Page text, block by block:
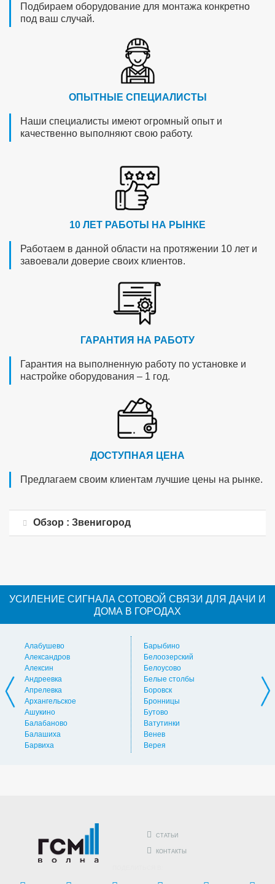
Подбираем оборудование для монтажа конкретно
под ваш случай.
ОПЫТНЫЕ СПЕЦИАЛИСТЫ
Наши специалисты имеют огромный опыт и
качественно выполняют свою работу.
10 ЛЕТ РАБОТЫ НА РЫНКЕ
Работаем в данной области на протяжении 10 лет и
завоевали доверие своих клиентов.
ГАРАНТИЯ НА РАБОТУ
Гарантия на выполненную работу по установке и
настройке оборудования – 1 год.
ДОСТУПНАЯ ЦЕНА
Предлагаем своим клиентам лучшие цены на рынке.
Обзор : Звенигород
УСИЛЕНИЕ СИГНАЛА СОТОВОЙ СВЯЗИ ДЛЯ ДАЧИ И
ДОМА В ГОРОДАХ
Алабушево
Александров
Алексин
Андреевка
Апрелевка
Архангельское
Ашукино
Балабаново
Балашиха
Барвиха
Барыбино
Белоозерский
Белоусово
Белые столбы
Боровск
Бронницы
Бутово
Ватутинки
Венев
Верея
СТАТЬИ
КОНТАКТЫ